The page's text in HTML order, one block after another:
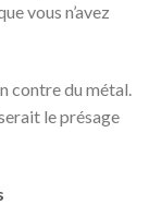
vous n’avez
contre du métal.
le présage